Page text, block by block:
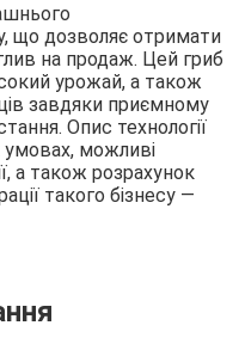
що дозволяє отримати
на продаж. Цей гриб
урожай, а також
завдяки приємному
Опис технології
можливі
а також розрахунок
такого бізнесу —